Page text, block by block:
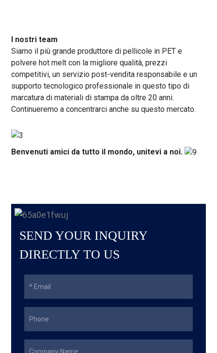
I nostri team
Siamo il più grande produttore di pellicole in PET e
polvere hot melt con la migliore qualità, prezzi
competitivi, un servizio post-vendita responsabile e un
supporto tecnologico professionale in questo tipo di
marcatura di materiali di stampa da oltre 20 anni.
Continueremo a concentrarci anche su questo mercato.
Benvenuti amici da tutto il mondo, unitevi a noi.
SEND YOUR INQUIRY
DIRECTLY TO US